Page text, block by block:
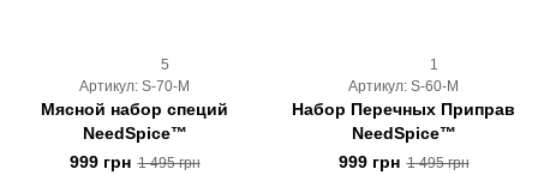
5
Артикул: S-70-M
Мясной набор специй
NeedSpice™
999 грн 1 495 грн
1
Артикул: S-60-M
Набор Перечных Приправ
NeedSpice™
999 грн 1 495 грн